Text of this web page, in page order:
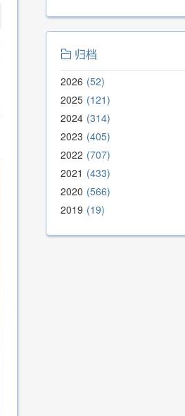
归档
2026 52
2025 121
2024 314
2023 405
2022 707
2021
433
2020 566
2019 19